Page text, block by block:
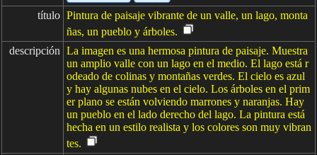
título Pintura de paisaje vibrante de un valle, un lago, monta
ñas, un pueblo y árboles.
descripción La imagen es una hermosa pintura de paisaje. Muestra
un amplio valle con un lago en el medio. El lago está r
odeado de colinas y montañas verdes. El cielo es azul
y hay algunas nubes en el cielo. Los árboles en el prim
er plano se están volviendo marrones y naranjas. Hay
un pueblo en el lado derecho del lago. La pintura está
hecha en un estilo realista y los colores son muy vibran
tes.